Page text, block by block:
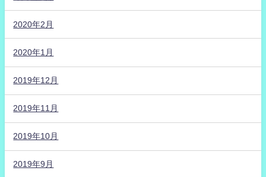
2020年2月
2020年1月
2019年12月
2019年11月
2019年10月
2019年9月